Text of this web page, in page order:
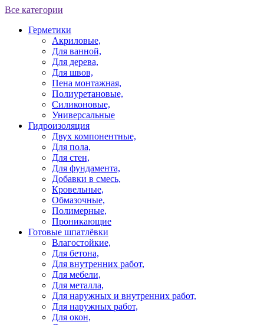
Все категории
Герметики
Акриловые,
Для ванной,
Для дерева,
Для швов,
Пена монтажная,
Полиуретановые,
Силиконовые,
Универсальные
Гидроизоляция
Двух компонентные,
Для пола,
Для стен,
Для фундамента,
Добавки в смесь,
Кровельные,
Обмазочные,
Полимерные,
Проникающие
Готовые шпатлёвки
Влагостойкие,
Для бетона,
Для внутренних работ,
Для мебели,
Для металла,
Для наружных и внутренних работ,
Для наружных работ,
Для окон,